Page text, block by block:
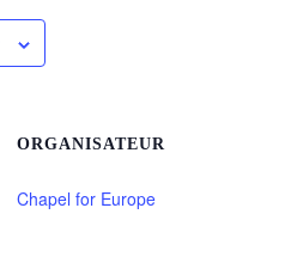
ORGANISATEUR
Chapel for Europe